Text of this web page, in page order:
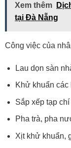
Xem thêm
tại Đà Nẵng
Công việc của
Lau dọn sàn
Khử khuẩn các
Sắp xếp tạp
Pha trà, pha
Xịt khử khuẩn,